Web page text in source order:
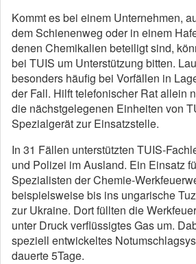
Kommt es bei einem Unternehmen,
dem Schienenweg oder in einem
denen Chemikalien beteiligt sind,
bei TUIS um Unterstützung bitten.
besonders häufig bei Vorfällen in
der Fall. Hilft telefonischer Rat allein
die nächstgelegenen Einheiten von
Spezialgerät zur Einsatzstelle.
In 31 Fällen unterstützten TUIS-
und Polizei im Ausland. Ein Einsatz
Spezialisten der Chemie-
beispielsweise bis ins ungarische
zur Ukraine. Dort füllten die
unter Druck verflüssigtes Gas um.
speziell entwickeltes
dauerte 5Tage.